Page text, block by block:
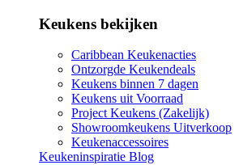
Keukens bekijken
Caribbean Keukenacties
Ontzorgde Keukendeals
Keukens binnen 7 dagen
Keukens uit Voorraad
Project Keukens (Zakelijk)
Showroomkeukens Uitverkoop
Keukenaccessoires
Keukeninspiratie Blog